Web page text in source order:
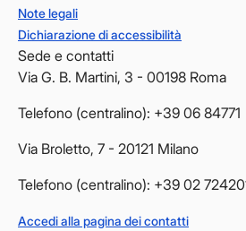
Note legali
Dichiarazione di accessibilità
Sede e contatti
Via G. B. Martini, 3 - 00198 Roma
Telefono (centralino): +39 06 84771
Via Broletto, 7 - 20121 Milano
Telefono (centralino): +39 02
Accedi alla pagina dei contatti